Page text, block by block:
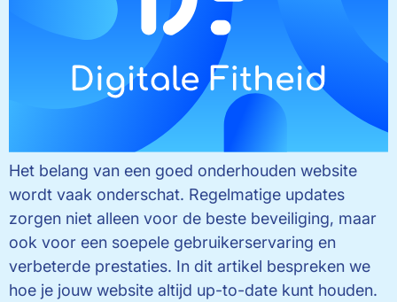
Het belang van een goed onderhouden website
wordt vaak onderschat. Regelmatige updates
zorgen niet alleen voor de beste beveiliging, maar
ook voor een soepele gebruikerservaring en
verbeterde prestaties. In dit artikel bespreken we
hoe je jouw website altijd up-to-date kunt houden.